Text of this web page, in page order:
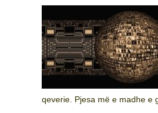
qeverie. Pjesa më e madhe e